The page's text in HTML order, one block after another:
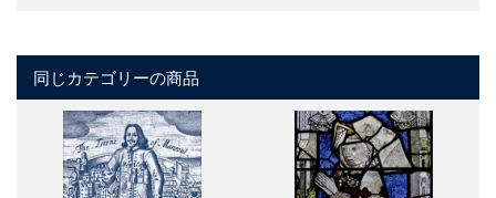
同じカテゴリーの商品